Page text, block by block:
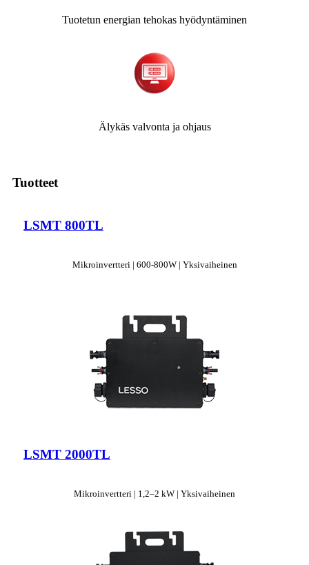
Tuotetun energian tehokas hyödyntäminen
Älykäs valvonta ja ohjaus
Tuotteet
LSMT 800TL
Mikroinvertteri | 600-800W | Yksivaiheinen
LSMT 2000TL
Mikroinvertteri | 1,2–2 kW | Yksivaiheinen